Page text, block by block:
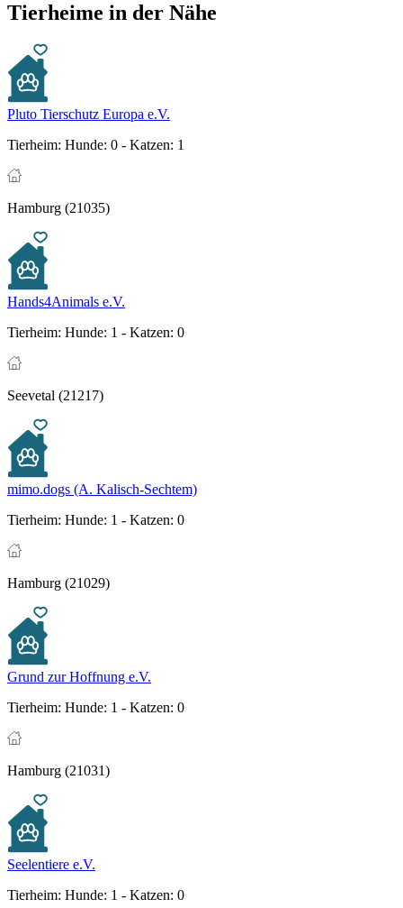
Tierheime in der Nähe
Pluto Tierschutz Europa e.V.
Tierheim: Hunde: 0 - Katzen: 1
Hamburg (21035)
Hands4Animals e.V.
Tierheim: Hunde: 1 - Katzen: 0
Seevetal (21217)
mimo.dogs (A. Kalisch-Sechtem)
Tierheim: Hunde: 1 - Katzen: 0
Hamburg (21029)
Grund zur Hoffnung e.V.
Tierheim: Hunde: 1 - Katzen: 0
Hamburg (21031)
Seelentiere e.V.
Tierheim: Hunde: 1 - Katzen: 0